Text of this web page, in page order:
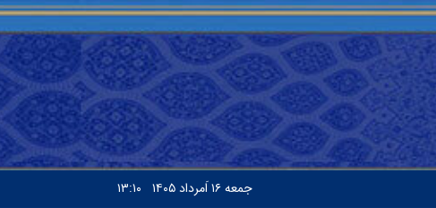
جمعه۱۶ اَمرداد ۱۴۰۵ ۱۳:۱۰